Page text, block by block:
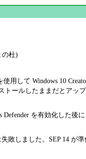
の杜)
用して Windows 10
トールしたままだとアッ
を有効化した後
敗しました。SEP 14 が